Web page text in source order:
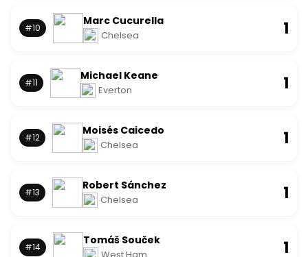
#10
Marc Cucurella
Chelsea 1
#11
Michael Keane
Everton 1
#12
Moisés Caicedo
Chelsea 1
#13
Robert Sánchez
Chelsea 1
#14
Tomáš Souček 1